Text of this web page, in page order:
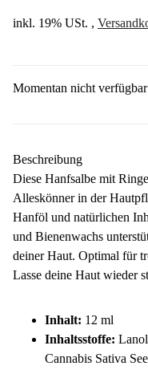
inkl. 19% USt. ,
Momentan nicht verfügbar
Beschreibung
Diese Hanfsalbe mit
Alleskönner in der
Hanföl und natürlichen
und Bienenwachs
deiner Haut. Optimal für
Lasse deine Haut wieder
Inhalt: 12 ml
Inhaltsstoffe:
Cannabis Sativa